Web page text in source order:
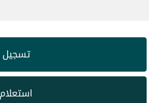
تسجيل
استعلام